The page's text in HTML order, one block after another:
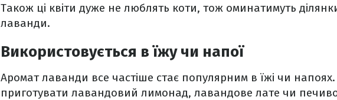
Також ці квіти дуже не люблять коти, тож оминатимуть
лаванди.
Використовується в їжу чи напої
Аромат лаванди все частіше стає популярним в їжі чи
приготувати лавандовий лимонад, лавандове лате чи